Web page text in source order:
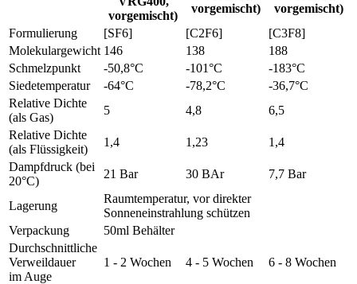
vorgemischt)
vorgemischt)
vorgemischt)
Formulierung
[SF6] [C2F6]
[C3F8]
Molekulargewicht 146 138
188
Schmelzpunkt
-50,8°C -101°C
-183°C
Siedetemperatur
-64°C -78,2°C
-36,7°C
Relative Dichte
(als Gas)
5 4,8
6,5
Relative Dichte
(als Flüssigkeit)
1,4 1,23
1,4
Dampfdruck (bei
20°C)
21 Bar 30 BAr 7,7 Bar
Lagerung
Raumtemperatur, vor direkter
Sonneneinstrahlung schützen
Verpackung
50ml Behälter
Durchschnittliche
Verweildauer
im Auge
1 - 2 Wochen 4 - 5 Wochen 6 - 8 Wochen